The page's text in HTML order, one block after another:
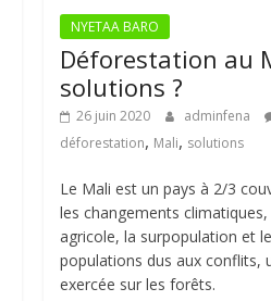
NYETAA BARO
Déforestation au
solutions ?
26 juin 2020 adminfena
déforestation, Mali, solutions
Le Mali est un pays à 2/3
les changements
agricole, la surpopulation et
populations dus aux conflits,
exercée sur les forêts.